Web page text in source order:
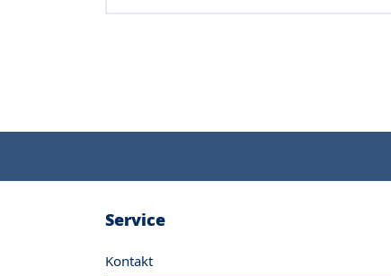
Service
Kontakt